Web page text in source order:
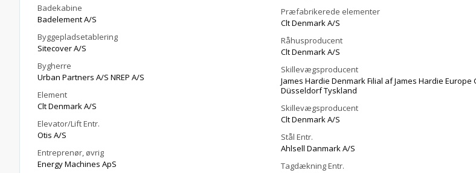
Badekabine
Badelement A/S
Byggepladsetablering
Sitecover A/S
Bygherre
Urban Partners A/S NREP A/S
Element
Clt Denmark A/S
Elevator/Lift Entr.
Otis A/S
Entreprenør, øvrig
Energy Machines ApS
Præfabrikerede elementer
Clt Denmark A/S
Råhusproducent
Clt Denmark A/S
Skillevægsproducent
James Hardie Denmark Filial af James Hardie Europe Gmbh
Düsseldorf Tyskland
Skillevægsproducent
Clt Denmark A/S
Stål Entr.
Ahlsell Danmark A/S
Tagdækning Entr.